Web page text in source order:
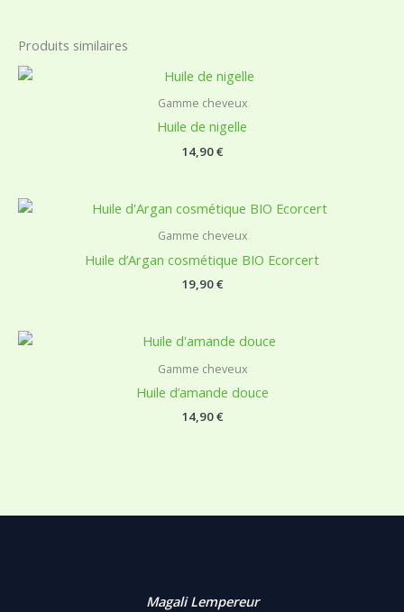
Produits similaires
Gamme cheveux
Huile de nigelle
14,90€
Gamme cheveux
Huile d’Argan cosmétique BIO Ecorcert
19,90€
Gamme cheveux
Huile d’amande douce
14,90€
Magali Lempereur